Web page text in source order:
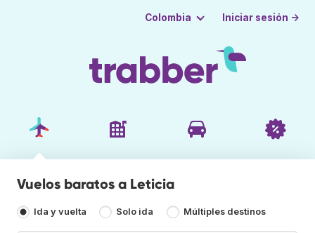
Colombia Iniciar sesión →
Vuelos baratos a Leticia
Ida y vuelta Solo ida Múltiples destinos